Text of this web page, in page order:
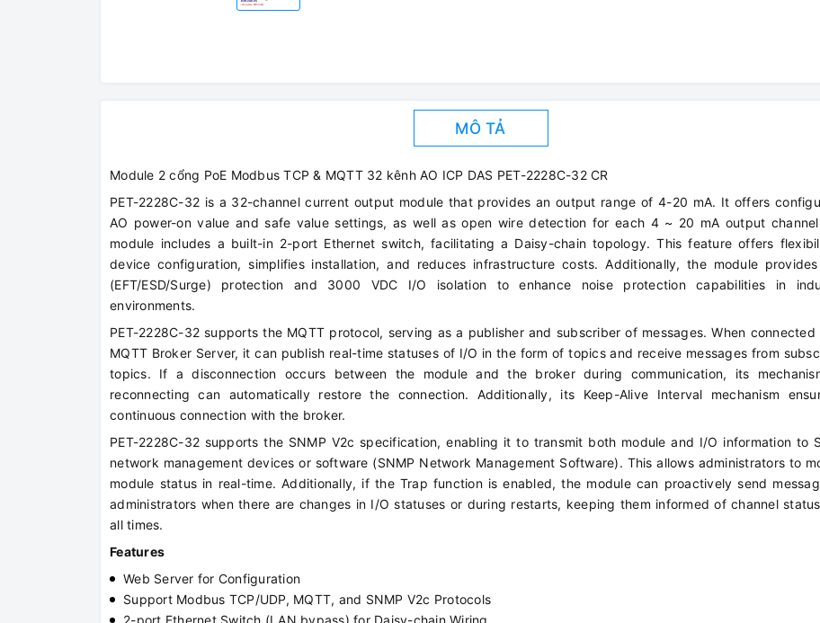
MÔ TẢ
Module 2 cổng PoE Modbus TCP & MQTT 32 kênh AO ICP DAS PET-2228C-32 CR
PET-2228C-32 is a 32-channel current output module that provides an output range of 4-20 mA. It offers
AO power-on value and safe value settings, as well as open wire detection for each 4 ~ 20 mA output
module includes a built-in 2-port Ethernet switch, facilitating a Daisy-chain topology. This feature offers
device configuration, simplifies installation, and reduces infrastructure costs. Additionally, the module provides
(EFT/ESD/Surge) protection and 3000 VDC I/O isolation to enhance noise protection capabilities in
environments.
PET-2228C-32 supports the MQTT protocol, serving as a publisher and subscriber of messages. When connected
MQTT Broker Server, it can publish real-time statuses of I/O in the form of topics and receive messages from
topics. If a disconnection occurs between the module and the broker during communication, its
reconnecting can automatically restore the connection. Additionally, its Keep-Alive Interval mechanism
continuous connection with the broker.
PET-2228C-32 supports the SNMP V2c specification, enabling it to transmit both module and I/O information to
network management devices or software (SNMP Network Management Software). This allows administrators to
module status in real-time. Additionally, if the Trap function is enabled, the module can proactively send
administrators when there are changes in I/O statuses or during restarts, keeping them informed of channel
all times.
Features
Web Server for Configuration
Support Modbus TCP/UDP, MQTT, and SNMP V2c Protocols